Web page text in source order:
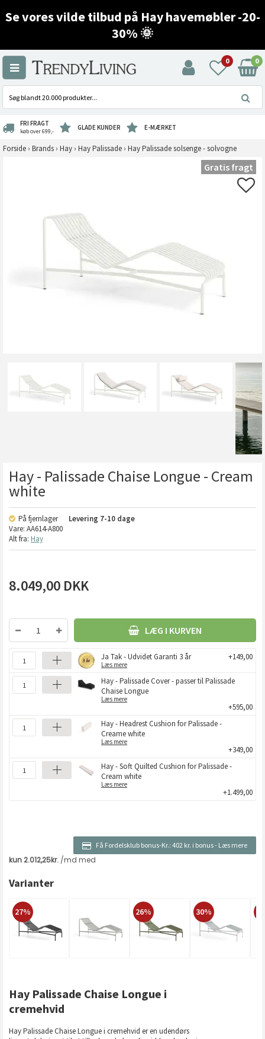
Se vores vilde tilbud på Hay havemøbler -20-
30% 🌞
0 0
FRI FRAGT
køb over 699,- GLADE KUNDER E-MÆRKET
Forside › Brands › Hay › Hay Palissade › Hay Palissade solsenge - solvogne
Gratis fragt
Hay - Palissade Chaise Longue - Cream
white
På fjernlager Levering 7-10 dage
Vare: AA614-A800
Alt fra: Hay
8.049,00 DKK
LÆG I KURVEN
Ja Tak - Udvidet Garanti 3 år
Læs mere
+149,00
Hay - Palissade Cover - passer til Palissade
Chaise Longue
Læs mere
+595,00
Hay - Headrest Cushion for Palissade -
Creame white
Læs mere
+349,00
Hay - Soft Quilted Cushion for Palissade -
Cream white
Læs mere
+1.499,00
Få Fordelsklub bonus-Kr.: 402 kr. i bonus- Læs mere
Varianter
27% 26% 30%
Hay Palissade Chaise Longue i
cremehvid
Hay Palissade Chaise Longue i cremehvid er en udendørs